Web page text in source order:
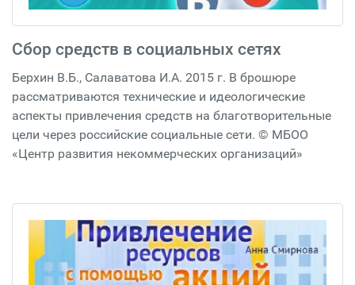
Сбор средств в социальных сетях
Берхин В.Б., Салаватова И.А. 2015 г. В брошюре
рассматриваются технические и идеологические
аспекты привлечения средств на благотворительные
цели через российские социальные сети. © МБОО
«Центр развития некоммерческих организаций»